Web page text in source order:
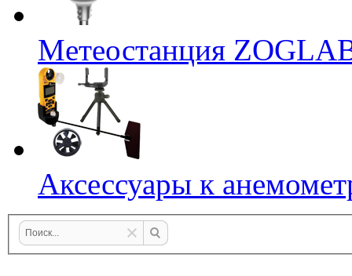
Mетеостанция
Аксессуары к